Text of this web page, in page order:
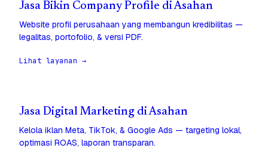
Jasa Bikin Company Profile di Asahan
Website profil perusahaan yang membangun kredibilitas —
legalitas, portofolio, & versi PDF.
Lihat layanan →
Jasa Digital Marketing di Asahan
Kelola iklan Meta, TikTok, & Google Ads — targeting lokal,
optimasi ROAS, laporan transparan.